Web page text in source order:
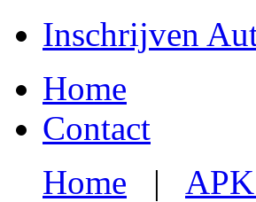
Inschrijven
Home
Contact
Home |